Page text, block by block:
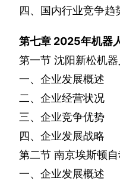
四、国内行业竞争趋
第七章 2025年机器
第一节 沈阳新松机
一、企业发展概述
二、企业经营状况
三、企业竞争优势
四、企业发展战略
第二节 南京埃斯顿
一、企业发展概述